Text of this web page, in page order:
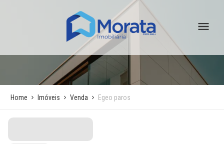
Home Imóveis Venda Egeo paros